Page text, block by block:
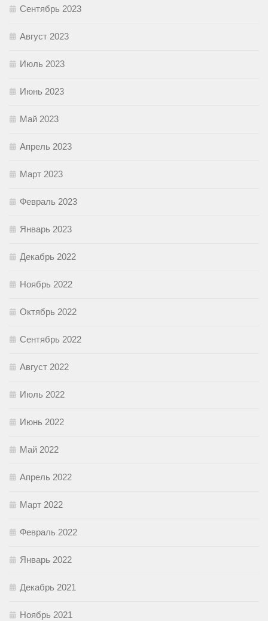
Сентябрь 2023
Август 2023
Июль 2023
Июнь 2023
Май 2023
Апрель 2023
Март 2023
Февраль 2023
Январь 2023
Декабрь 2022
Ноябрь 2022
Октябрь 2022
Сентябрь 2022
Август 2022
Июль 2022
Июнь 2022
Май 2022
Апрель 2022
Март 2022
Февраль 2022
Январь 2022
Декабрь 2021
Ноябрь 2021